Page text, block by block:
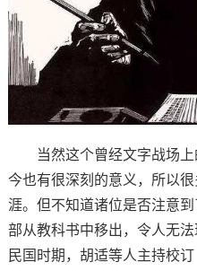
当然这个曾经文字战场上
今也有很深刻的意义，所以
涯。但不知道诸位是否注意
部从教科书中移出，令人无
民国时期，胡适等人主持校